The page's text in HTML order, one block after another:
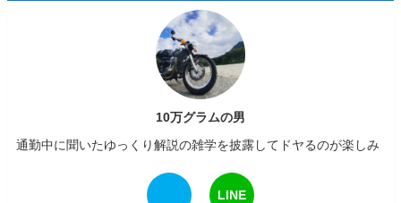
10万グラムの男
通勤中に聞いたゆっくり解説の雑学を披露してドヤるのが楽しみ
LINE